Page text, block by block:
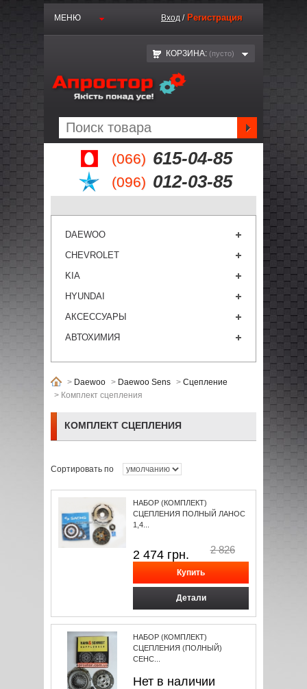
(066) 615-04-85
(096) 012-03-85
МЕНЮ Вход / Регистрация
КОРЗИНА: (пустo)
DAEWOO
CHEVROLET
KIA
HYUNDAI
АКСЕССУАРЫ
АВТОХИМИЯ
> Daewoo > Daewoo Sens > Сцепление
> Комплект сцепления
КОМПЛЕКТ СЦЕПЛЕНИЯ
Сортировать по
НАБОР (КОМПЛЕКТ)
СЦЕПЛЕНИЯ ПОЛНЫЙ ЛАНОС
1,4...
2 474 грн. 2 826
Детали
НАБОР (КОМПЛЕКТ)
СЦЕПЛЕНИЯ (ПОЛНЫЙ)
СЕНС...
Нет в наличии